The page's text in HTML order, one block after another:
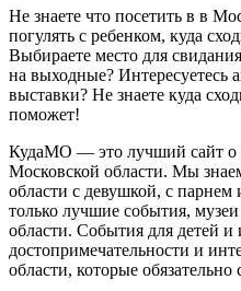
Не знаете что посетить в в
погулять с ребенком, куда
Выбираете место для
на выходные? Интересуетесь
выставки? Не знаете куда
поможет!
КудаМО — это лучший сайт о
Московской области. Мы
области с девушкой, с
только лучшие события,
области. События для детей
достопримечательности и
области, которые обязательно